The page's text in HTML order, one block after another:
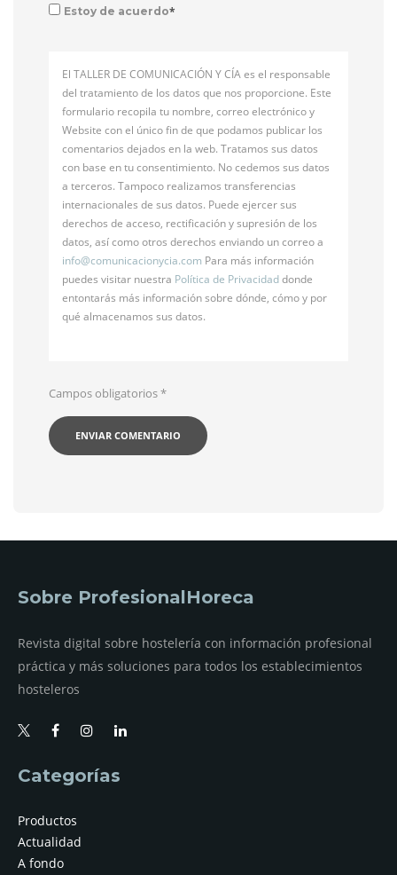
Estoy de acuerdo*
El TALLER DE COMUNICACIÓN Y CÍA es el responsable
del tratamiento de los datos que nos proporcione. Este
formulario recopila tu nombre, correo electrónico y
Website con el único fin de que podamos publicar los
comentarios dejados en la web. Tratamos sus datos
con base en tu consentimiento. No cedemos sus datos
a terceros. Tampoco realizamos transferencias
internacionales de sus datos. Puede ejercer sus
derechos de acceso, rectificación y supresión de los
datos, así como otros derechos enviando un correo a
info@comunicacionycia.com Para más información
puedes visitar nuestra Política de Privacidaddonde
entontarás más información sobre dónde, cómo y por
qué almacenamos sus datos.
Campos obligatorios*
Sobre ProfesionalHoreca
Revista digital sobre hostelería con información profesional
práctica y más soluciones para todos los establecimientos
hosteleros
Categorías
Productos
Actualidad
A fondo